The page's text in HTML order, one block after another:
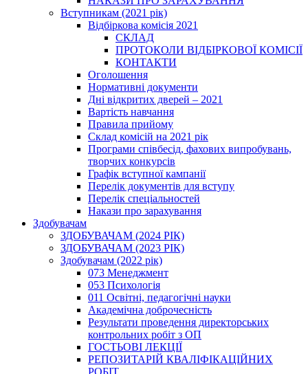
Вступникам (2021 рік)
Відбіркова комісія 2021
СКЛАД
ПРОТОКОЛИ ВІДБІРКОВОЇ КОМІСІЇ
КОНТАКТИ
Оголошення
Нормативні документи
Дні відкритих дверей – 2021
Вартість навчання
Правила прийому
Склад комісій на 2021 рік
Програми співбесід, фахових випробувань,
творчих конкурсів
Графік вступної кампанії
Перелік документів для вступу
Перелік спеціальностей
Накази про зарахування
Здобувачам
ЗДОБУВАЧАМ (2024 РІК)
ЗДОБУВАЧАМ (2023 РІК)
Здобувачам (2022 рік)
073 Менеджмент
053 Психологія
011 Освітні, педагогічні науки
Академічна доброчесність
Результати проведення директорських
контрольних робіт з ОП
ГОСТЬОВІ ЛЕКЦІЇ
РЕПОЗИТАРІЙ КВАЛІФІКАЦІЙНИХ
РОБІТ